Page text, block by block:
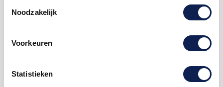
Noodzakelijk
Voorkeuren
Statistieken
Met de bocht mee naar rechts Sti